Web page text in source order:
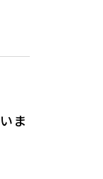
ま